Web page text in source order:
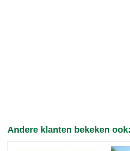
Andere klanten bekeken ook: